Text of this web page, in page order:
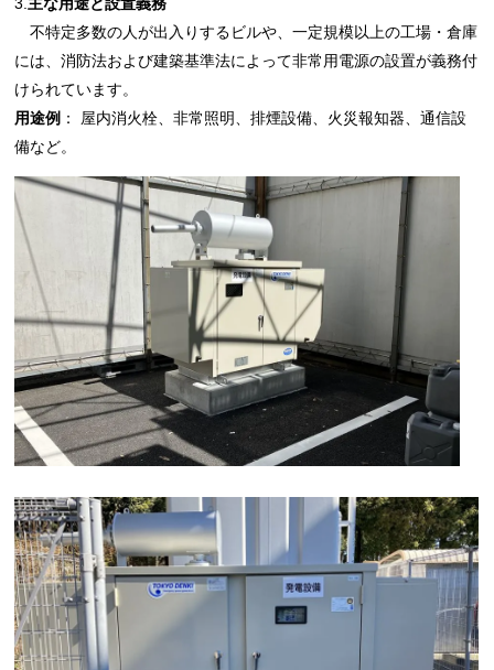
不特定多数の人が出入りするビルや、一定規模以上の工場・倉庫
には、消防法および建築基準法によって非常用電源の設置が義務付
けられています。
用途例 ： 屋内消火栓、非常照明、排煙設備、火災報知器、通信設
備など。